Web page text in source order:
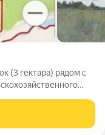
(3 гектара) рядом с